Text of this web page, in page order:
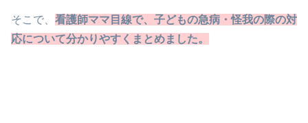
そこで、 看護師ママ目線で、子どもの急病・怪我の際の対
応について分かりやすくまとめました。